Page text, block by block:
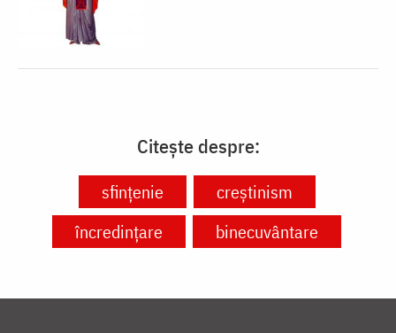
Citește despre:
sfințenie
creștinism
încredințare
binecuvântare